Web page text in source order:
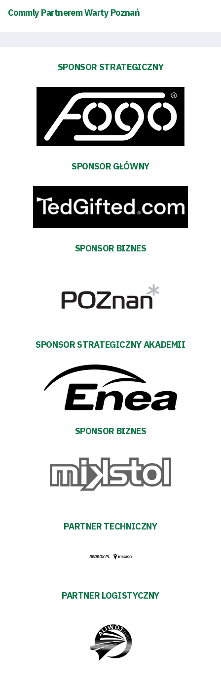
Akademia
Fundacja
Biznes
Sponsorzy
Trybuny
Regulaminy
Warciarzy
#WARTOpobrać
Prowizja
pośredników
transakcyjnych
Commly Partnerem Warty Poznań
SPONSOR STRATEGICZNY
SPONSOR GŁÓWNY
SPONSOR BIZNES
SPONSOR STRATEGICZNY AKADEMII
SPONSOR BIZNES
PARTNER TECHNICZNY
PARTNER LOGISTYCZNY